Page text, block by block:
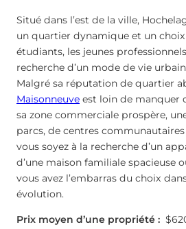
Situé dans l’est de la ville,
un quartier dynamique et un
étudiants, les jeunes
recherche d’un mode de vie
Malgré sa réputation de quartier
Maisonneuve est loin de manquer
sa zone commerciale prospère,
parcs, de centres
vous soyez à la recherche d’un
d’une maison familiale spacieuse
vous avez l’embarras du choix
évolution.
Prix moyen d’une propriété :